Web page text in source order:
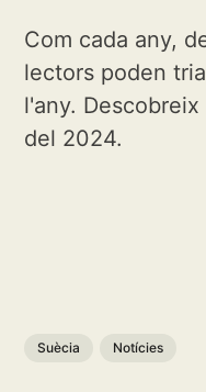
Com cada any,
lectors poden
l'any.
del 2024.
Suècia Notícies